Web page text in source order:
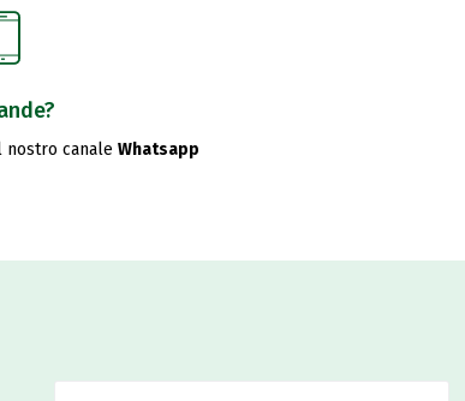
nostro canale Whatsapp